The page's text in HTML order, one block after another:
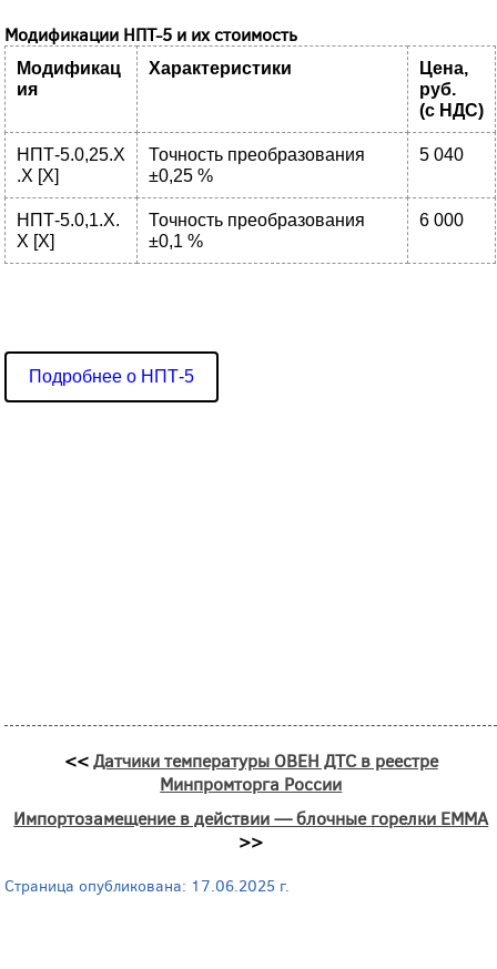
Модификации НПТ-5 и их стоимость
Модификац
ия
Характеристики
Цена,
руб.
(с НДС)
НПТ-5.0,25.Х
.Х [X]
Точность преобразования
±0,25 %
5 040
НПТ-5.0,1.Х.
Х [X]
Точность преобразования
±0,1 %
6 000
Подробнее о НПТ-5
<<Датчики температуры ОВЕН ДТС в реестре
Минпромторга России
Импортозамещение в действии — блочные горелки EMMA
>>
Страница опубликована: 17.06.2025 г.